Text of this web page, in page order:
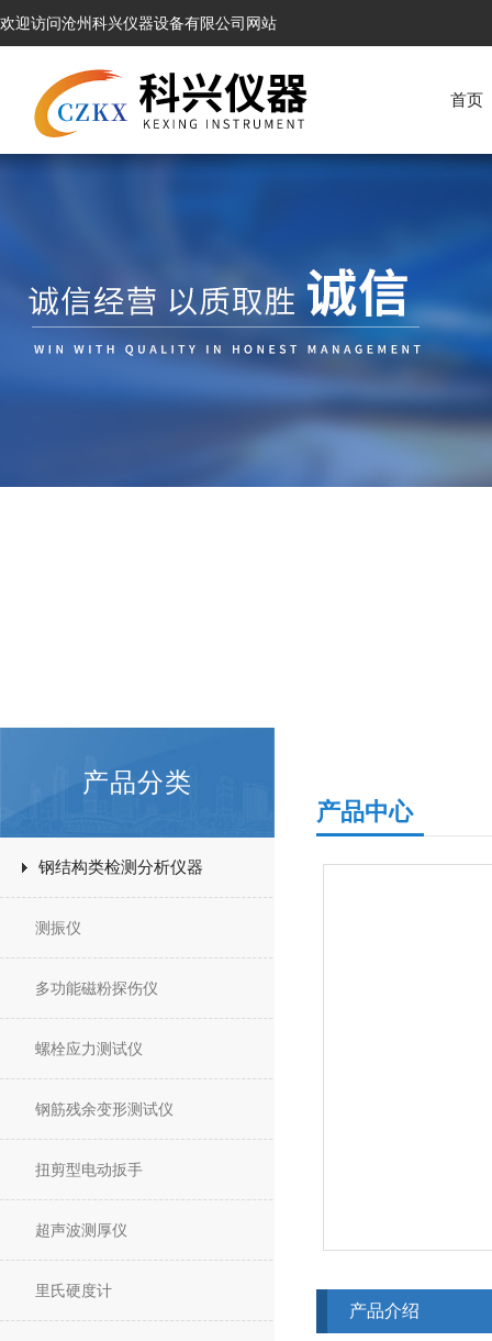
欢迎访问沧州科兴仪器设备有限公司网站
首页
产品分类
钢结构类检测分析仪器
测振仪
多功能磁粉探伤仪
螺栓应力测试仪
钢筋残余变形测试仪
扭剪型电动扳手
超声波测厚仪
里氏硬度计
产品中心
产品介绍